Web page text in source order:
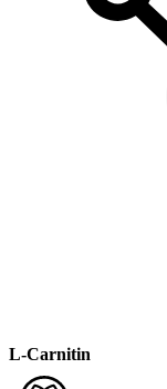
L-Carnitin